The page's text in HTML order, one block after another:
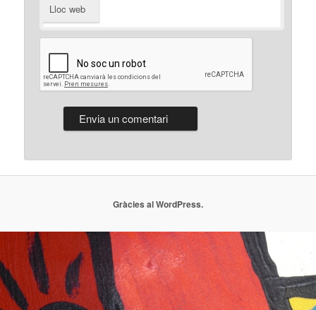
Lloc web
Gràcies al WordPress.